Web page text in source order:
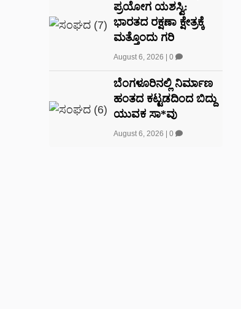
ಪ್ರಯೋಗ ಯಶಸ್ವಿ:
ಭಾರತದ ರಕ್ಷಣಾ ಕ್ಷೇತ್ರಕ್ಕೆ
ಮತ್ತೊಂದು ಗರಿ
August 6, 2026 0
ಬೆಂಗಳೂರಿನಲ್ಲಿ ನಿರ್ಮಾಣ
ಹಂತದ ಕಟ್ಟಡದಿಂದ ಬಿದ್ದು
ಯುವಕ ಸಾ*ವು
August 6, 2026 0